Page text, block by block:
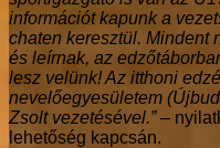
információt kapunk a
chaten keresztül. Mindent
és leírnak, az
lesz velünk! Az itthoni
nevelőegyesületem
Zsolt vezetésével.”–
lehetőség kapcsán.